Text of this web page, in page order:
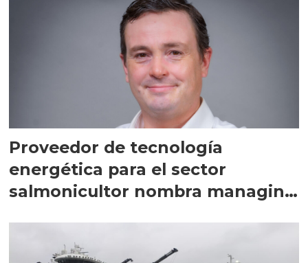
Proveedor de tecnología
energética para el sector
salmonicultor nombra managing